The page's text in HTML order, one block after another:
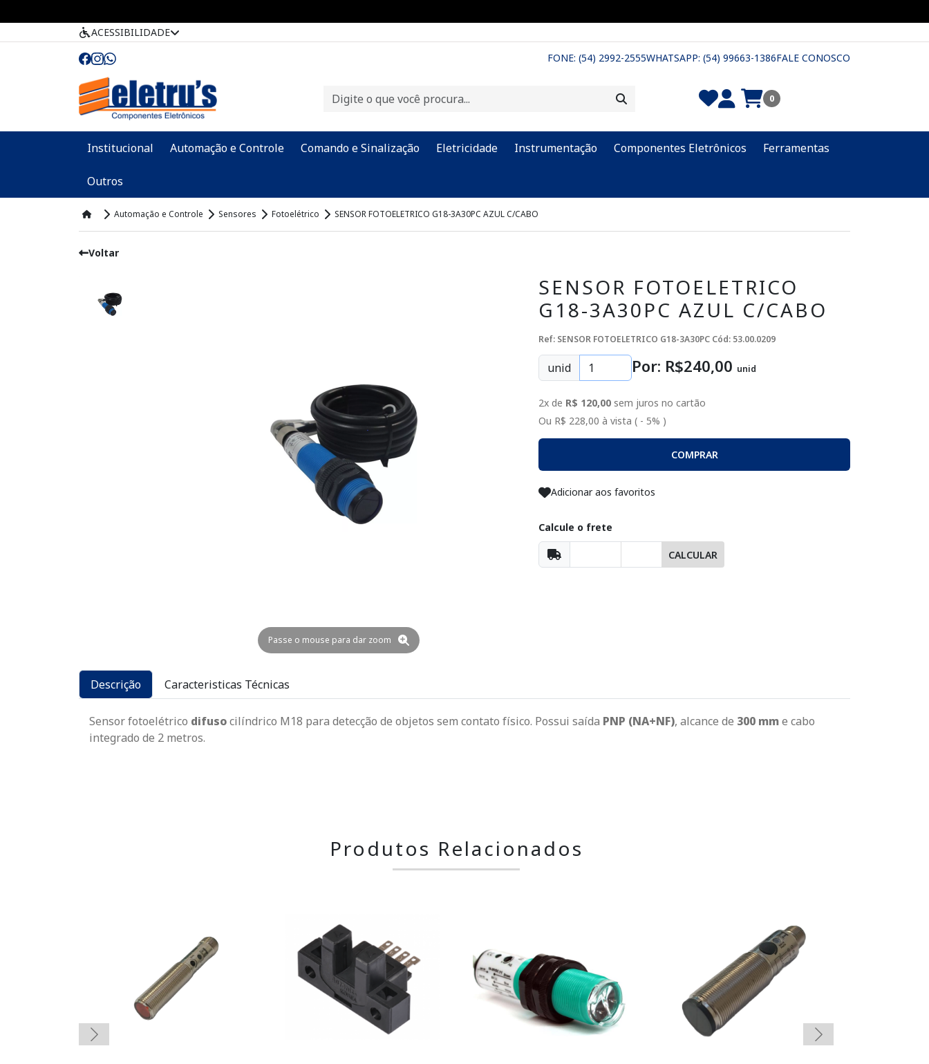
ACESSIBILIDADE
FONE: (54) 2992-2555WHATSAPP: (54) 99663-1386FALE CONOSCO
0
Institucional Automação e Controle Comando e Sinalização Eletricidade Instrumentação Componentes Eletrônicos Ferramentas
Outros
Automação e Controle Sensores Fotoelétrico SENSOR FOTOELETRICO G18-3A30PC AZUL C/CABO
Voltar
Passe o mouse para dar zoom
SENSOR FOTOELETRICO
G18-3A30PC AZUL C/CABO
Ref: SENSOR FOTOELETRICO G18-3A30PC Cód: 53.00.0209
unid Por: R$240,00 unid
2x de R$ 120,00 sem juros no cartão
Ou R$ 228,00 à vista ( - 5% )
COMPRAR
Adicionar aos favoritos
Calcule o frete
CALCULAR
Descrição Caracteristicas Técnicas
Sensor fotoelétrico difusocilíndrico M18 para detecção de objetos sem contato físico. Possui saída PNP (NA+NF), alcance de 300 mme cabo
integrado de 2 metros.
Produtos Relacionados